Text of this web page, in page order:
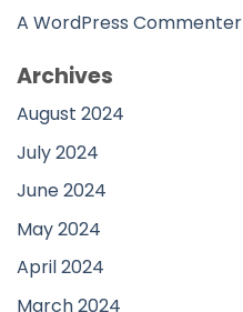
A WordPress Commenter
Archives
August 2024
July 2024
June 2024
May 2024
April 2024
March 2024